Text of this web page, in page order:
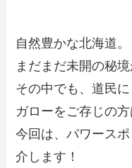
自然豊かな北海道。
まだまだ未開の秘
その中でも、道民
ガローをご存じの
今回は、パワース
介します！